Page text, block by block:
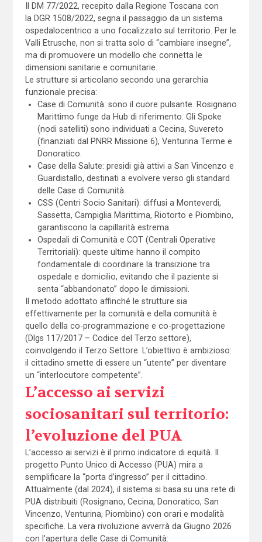
Il DM 77/2022, recepito dalla Regione Toscana con
la DGR 1508/2022, segna il passaggio da un sistema
ospedalocentrico a uno focalizzato sul territorio. Per le
Valli Etrusche, non si tratta solo di “cambiare insegne”,
ma di promuovere un modello che connetta le
dimensioni sanitarie e comunitarie.
Le strutture si articolano secondo una gerarchia
funzionale precisa:
Case di Comunità: sono il cuore pulsante. Rosignano
Marittimo funge da Hub di riferimento. Gli Spoke
(nodi satelliti) sono individuati a Cecina, Suvereto
(finanziati dal PNRR Missione 6), Venturina Terme e
Donoratico.
Case della Salute: presidi già attivi a San Vincenzo e
Guardistallo, destinati a evolvere verso gli standard
delle Case di Comunità.
CSS (Centri Socio Sanitari): diffusi a Monteverdi,
Sassetta, Campiglia Marittima, Riotorto e Piombino,
garantiscono la capillarità estrema.
Ospedali di Comunità e COT (Centrali Operative
Territoriali): queste ultime hanno il compito
fondamentale di coordinare la transizione tra
ospedale e domicilio, evitando che il paziente si
senta “abbandonato” dopo le dimissioni.
Il metodo adottato affinché le strutture sia
effettivamente per la comunità e della comunità è
quello della co-programmazione e co-progettazione
(Dlgs 117/2017 – Codice del Terzo settore),
coinvolgendo il Terzo Settore. L’obiettivo è ambizioso:
il cittadino smette di essere un “utente” per diventare
un “interlocutore competente”.
L’accesso ai servizi
sociosanitari sul territorio:
l’evoluzione del PUA
L’accesso ai servizi è il primo indicatore di equità. Il
progetto Punto Unico di Accesso (PUA) mira a
semplificare la “porta d’ingresso” per il cittadino.
Attualmente (dal 2024), il sistema si basa su una rete di
PUA distribuiti (Rosignano, Cecina, Donoratico, San
Vincenzo, Venturina, Piombino) con orari e modalità
specifiche. La vera rivoluzione avverrà da Giugno 2026
con l’apertura delle Case di Comunità: